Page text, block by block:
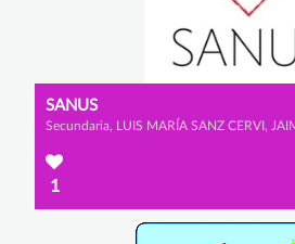
SANUS
1